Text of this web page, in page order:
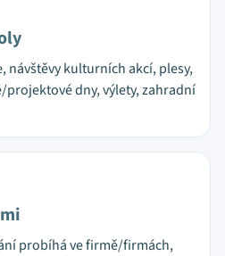
návštěvy kulturních akcí, plesy,
dny, výlety, zahradní
probíhá ve firmě/firmách,